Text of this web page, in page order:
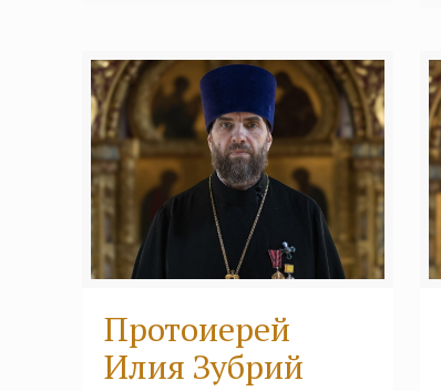
Протоиерей
Илия Зубрий